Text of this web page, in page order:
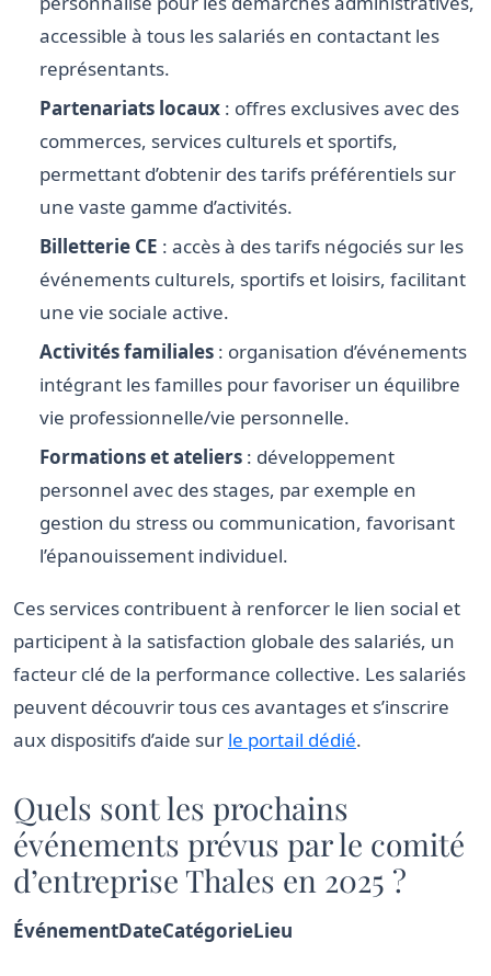
accessible à tous les salariés en contactant les
représentants.
Partenariats locaux : offres exclusives avec des
commerces, services culturels et sportifs,
permettant d’obtenir des tarifs préférentiels sur
une vaste gamme d’activités.
Billetterie CE : accès à des tarifs négociés sur les
événements culturels, sportifs et loisirs, facilitant
une vie sociale active.
Activités familiales : organisation d’événements
intégrant les familles pour favoriser un équilibre
vie professionnelle/vie personnelle.
Formations et ateliers : développement
personnel avec des stages, par exemple en
gestion du stress ou communication, favorisant
l’épanouissement individuel.
Ces services contribuent à renforcer le lien social et
participent à la satisfaction globale des salariés, un
facteur clé de la performance collective. Les salariés
peuvent découvrir tous ces avantages et s’inscrire
aux dispositifs d’aide sur le portail dédié.
Quels sont les prochains
événements prévus par le comité
d’entreprise Thales en 2025 ?
ÉvénementDateCatégorieLieu